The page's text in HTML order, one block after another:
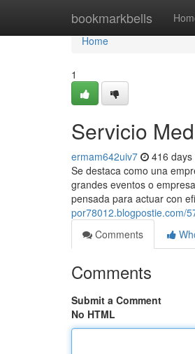
bookmarkbells
Home
Home
1
Servicio
ermam642uiv7 416 days
Se destaca como una
grandes eventos o
pensada para actuar con
por78012.blogpostie.com/
Comments
Comments
Submit a Comment
No HTML